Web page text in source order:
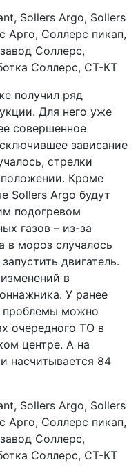
получил ряд
Для него уже
совершенное
зависание
стрелки
Кроме
Sollers Argo будут
подогревом
газов – из-за
в мороз случалось
двигатель.
в
У ранее
проблемы можно
очередного ТО в
центре. А на
насчитывается 84